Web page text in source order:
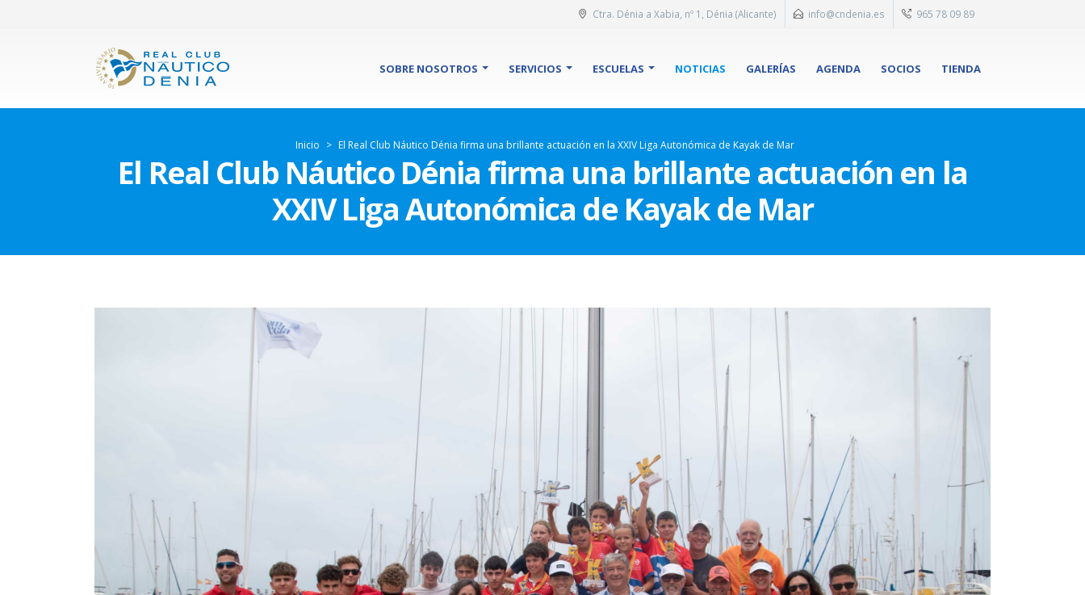
Ctra. Dénia a Xabia, nº 1, Dénia (Alicante) info@cndenia.es 965 78 09 89
SOBRE NOSOTROS SERVICIOS ESCUELAS NOTICIAS GALERÍAS AGENDA SOCIOS TIENDA
Inicio > El Real Club Náutico Dénia firma una brillante actuación en la XXIV Liga Autonómica de Kayak de Mar
El Real Club Náutico Dénia firma una brillante actuación en la
XXIV Liga Autonómica de Kayak de Mar